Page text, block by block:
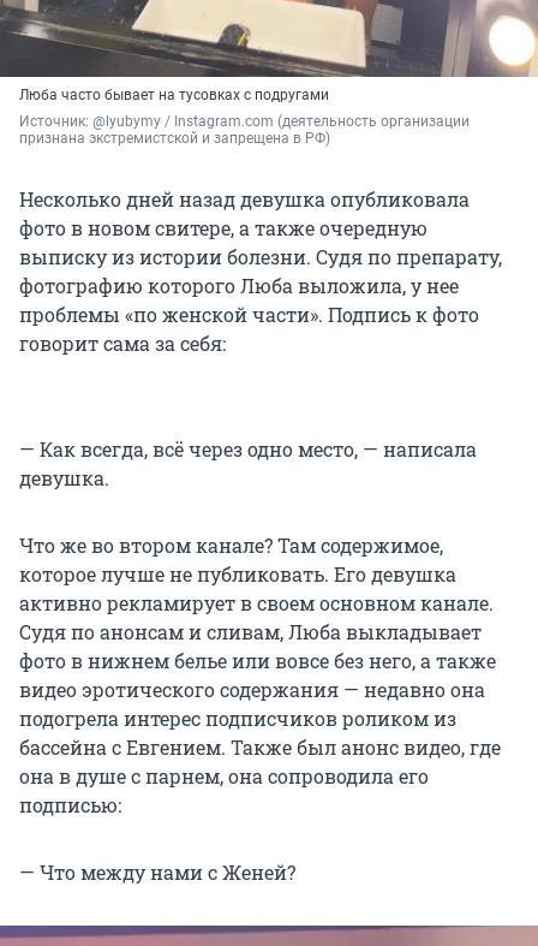
Люба часто бывает на тусовках с подругами
Источник: @lyubymy / Instagram.com (деятельность организации
признана экстремистской и запрещена в РФ)
Несколько дней назад девушка опубликовала
фото в новом свитере, а также очередную
выписку из истории болезни. Судя по препарату,
фотографию которого Люба выложила, у нее
проблемы «по женской части». Подпись к фото
говорит сама за себя:
— Как всегда, всё через одно место, — написала
девушка.
Что же во втором канале? Там содержимое,
которое лучше не публиковать. Его девушка
активно рекламирует в своем основном канале.
Судя по анонсам и сливам, Люба выкладывает
фото в нижнем белье или вовсе без него, а также
видео эротического содержания — недавно она
подогрела интерес подписчиков роликом из
бассейна с Евгением. Также был анонс видео, где
она в душе с парнем, она сопроводила его
подписью:
— Что между нами с Женей?